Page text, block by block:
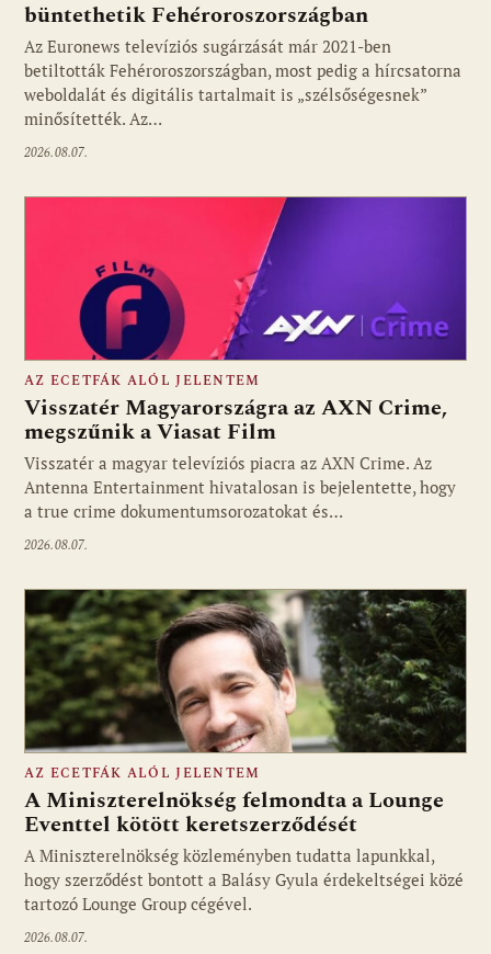
Fotó: media1.hu
büntethetik Fehéroroszországban
Az Euronews televíziós sugárzását már 2021-ben
betiltották Fehéroroszországban, most pedig a hírcsatorna
weboldalát és digitális tartalmait is „szélsőségesnek”
minősítették. Az…
2026.08.07.
Fotó: media1.hu
AZ ECETFÁK ALÓL JELENTEM
Visszatér Magyarországra az AXN Crime,
megszűnik a Viasat Film
Visszatér a magyar televíziós piacra az AXN Crime. Az
Antenna Entertainment hivatalosan is bejelentette, hogy
a true crime dokumentumsorozatokat és…
2026.08.07.
Fotó: media1.hu
AZ ECETFÁK ALÓL JELENTEM
A Miniszterelnökség felmondta a Lounge
Eventtel kötött keretszerződését
A Miniszterelnökség közleményben tudatta lapunkkal,
hogy szerződést bontott a Balásy Gyula érdekeltségei közé
tartozó Lounge Group cégével.
2026.08.07.